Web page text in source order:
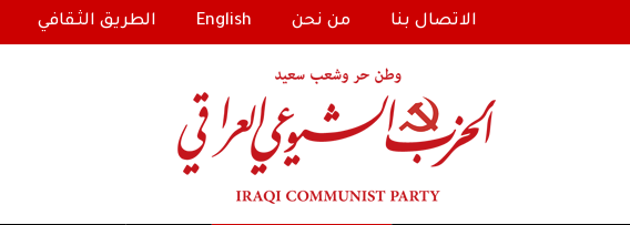
الاتصال بنا من نحن English الطريق الثقافي